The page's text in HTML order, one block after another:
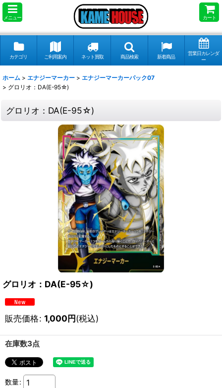
メニュー カート
カテゴリ ご利用案内 ネット買取 商品検索 新着商品
営業日カレンダ
ー
ホーム > エナジーマーカー > エナジーマーカーパック07
> グロリオ：DA(E-95☆)
グロリオ：DA(E-95☆)
グロリオ：DA(E-95☆)
販売価格: 1,000円(税込)
在庫数3点
数量: